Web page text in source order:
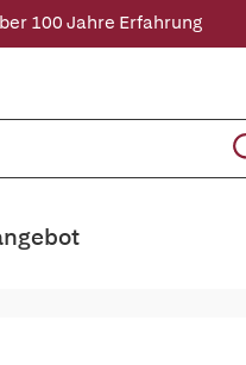
100 Jahre Erfahrung